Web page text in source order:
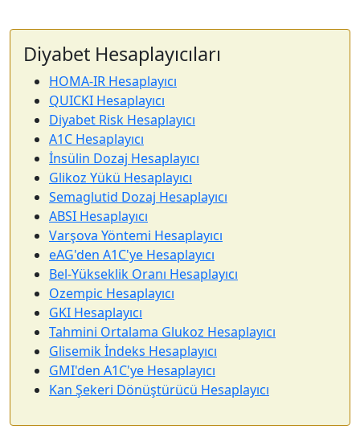
Diyabet Hesaplayıcıları
HOMA-IR Hesaplayıcı
QUICKI Hesaplayıcı
Diyabet Risk Hesaplayıcı
A1C Hesaplayıcı
İnsülin Dozaj Hesaplayıcı
Glikoz Yükü Hesaplayıcı
Semaglutid Dozaj Hesaplayıcı
ABSI Hesaplayıcı
Varşova Yöntemi Hesaplayıcı
eAG'den A1C'ye Hesaplayıcı
Bel-Yükseklik Oranı Hesaplayıcı
Ozempic Hesaplayıcı
GKI Hesaplayıcı
Tahmini Ortalama Glukoz Hesaplayıcı
Glisemik İndeks Hesaplayıcı
GMI'den A1C'ye Hesaplayıcı
Kan Şekeri Dönüştürücü Hesaplayıcı